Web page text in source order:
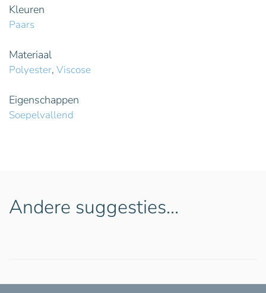
Kleuren
Paars
Materiaal
Polyester, Viscose
Eigenschappen
Soepelvallend
Andere suggesties…